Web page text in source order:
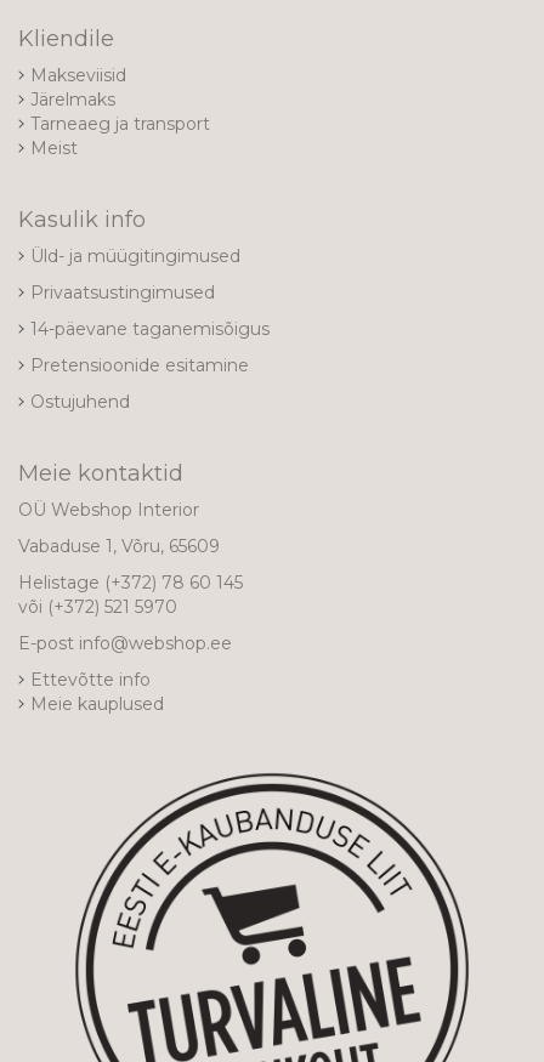
Kliendile
Makseviisid
Järelmaks
Tarneaeg ja transport
Meist
Kasulik info
Üld- ja müügitingimused
Privaatsustingimused
14-päevane taganemisõigus
Pretensioonide esitamine
Ostujuhend
Meie kontaktid
OÜ Webshop Interior
Vabaduse 1, Võru, 65609
Helistage (+372) 78 60 145
või (+372) 521 5970
E-post info@webshop.ee
Ettevõtte info
Meie kauplused